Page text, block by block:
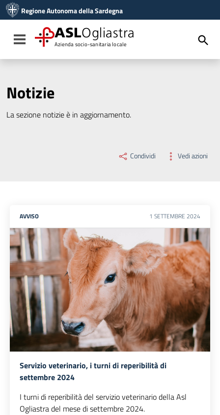
Vai al menu di navigazione
Vai al footer
Regione Autonoma della Sardegna
Toggle navigation
ASLOgliastra
Azienda socio-sanitaria locale
Notizie
La sezione notizie è in aggiornamento.
Condividi Vedi azioni
AVVISO 1 SETTEMBRE 2024
Servizio veterinario, i turni di reperibilità di
settembre 2024
I turni di reperibilità del servizio veterinario della Asl
Ogliastra del mese di settembre 2024.